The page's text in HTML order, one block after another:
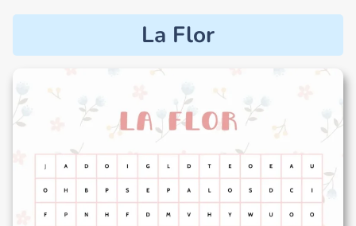
La Flor